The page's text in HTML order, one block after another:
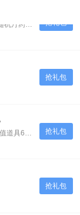
抢礼包
抢礼包
抢礼包